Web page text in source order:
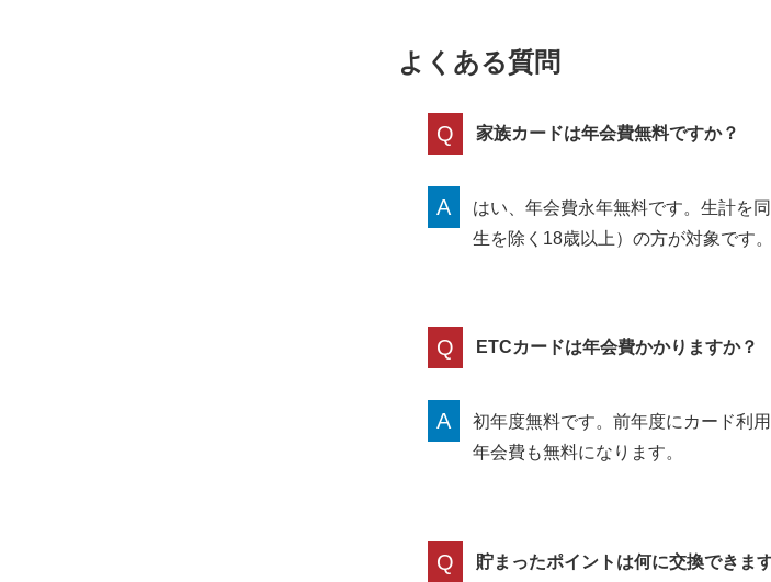
よくある質問
Q 家族カードは年会費無料ですか？
A
はい、年会費永年無料です。生計を
生を除く18歳以上）の方が対象です。
Q ETCカードは年会費かかりますか？
A
初年度無料です。前年度にカード利
年会費も無料になります。
Q 貯まったポイントは何に交換できま